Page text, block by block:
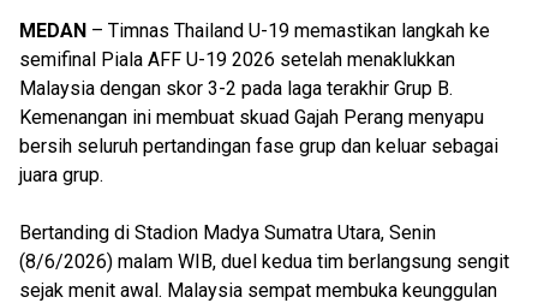
MEDAN – Timnas Thailand U-19 memastikan langkah ke
semifinal Piala AFF U-19 2026 setelah menaklukkan
Malaysia dengan skor 3-2 pada laga terakhir Grup B.
Kemenangan ini membuat skuad Gajah Perang menyapu
bersih seluruh pertandingan fase grup dan keluar sebagai
juara grup.
Bertanding di Stadion Madya Sumatra Utara, Senin
(8/6/2026) malam WIB, duel kedua tim berlangsung sengit
sejak menit awal. Malaysia sempat membuka keunggulan